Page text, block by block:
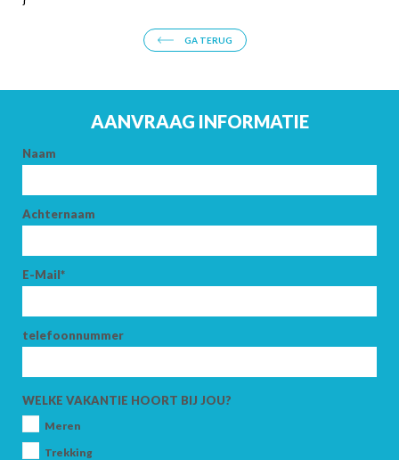
GA TERUG
AANVRAAG INFORMATIE
Naam
Achternaam
E-Mail*
telefoonnummer
WELKE VAKANTIE HOORT BIJ JOU?
Meren
Trekking